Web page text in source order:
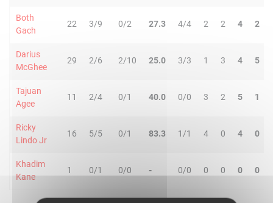
Both
Gach
22 3/9 0/2 27.3 4/4 2 2 4 2
Darius
McGhee
29 2/6 2/10 25.0 3/3 1 3 4 5
Tajuan
Agee
11 2/4 0/1 40.0 0/0 3 2 5 1
Ricky
Lindo Jr
16 5/5 0/1 83.3 1/1 4 0 4 0
Khadim
Kane
1 0/1 0/0 - 0/0 0 0 0 0